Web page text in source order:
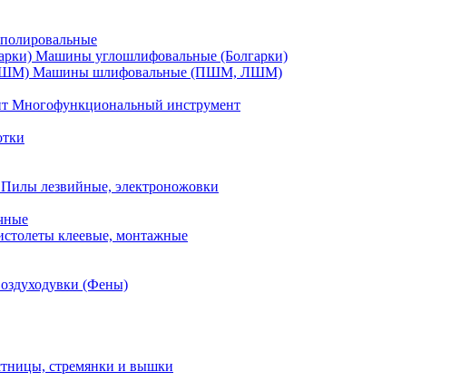
Машины углошлифовальные (Болгарки)
Машины шлифовальные (ПШМ, ЛШМ)
Многофункциональный инструмент
Пилы лезвийные, электроножовки
клеевые, монтажные
(Фены)
стремянки и вышки